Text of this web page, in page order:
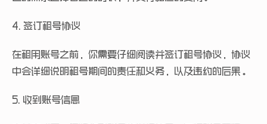
4. 签订租号协议
在租用账号之前，你需要仔细阅读并签订租号协议，协议
中会详细说明租号期间的责任和义务，以及违约的后果。
5. 收到账号信息